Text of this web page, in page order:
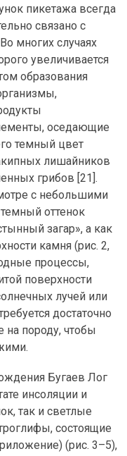
пикетажа всегда
связано с
многих случаях
увеличивается
образования
оседающие
темный цвет
лишайников
грибов [21].
с небольшими
оттенок
загар», а как
камня (рис. 2,
процессы,
поверхности
лучей или
достаточно
на породу, чтобы
Бугаев Лог
инсоляции и
так и светлые
состоящие
(рис. 3–5),